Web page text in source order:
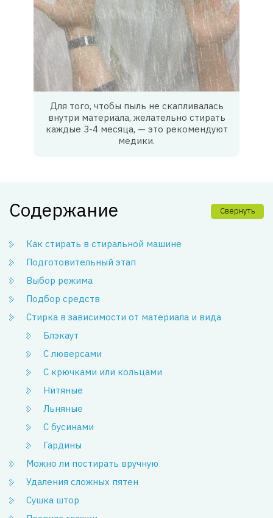
Для того, чтобы пыль не скапливалась
внутри материала, желательно стирать
каждые 3-4 месяца, — это рекомендуют
медики.
Содержание Свернуть
Как стирать в стиральной машине
Подготовительный этап
Выбор режима
Подбор средств
Стирка в зависимости от материала и вида
Блэкаут
С люверсами
С крючками или кольцами
Нитяные
Льняные
С бусинами
Гардины
Можно ли постирать вручную
Удаления сложных пятен
Сушка штор